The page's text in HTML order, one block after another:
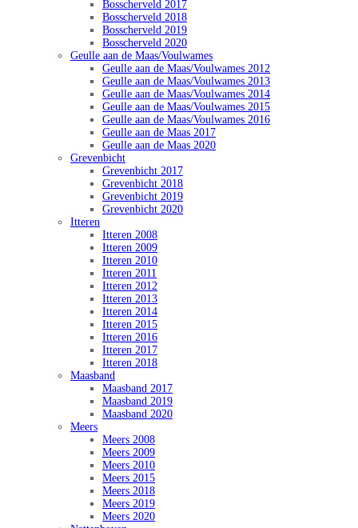
Bosscherveld 2017
Bosscherveld 2018
Bosscherveld 2019
Bosscherveld 2020
Geulle aan de Maas/Voulwames
Geulle aan de Maas/Voulwames 2012
Geulle aan de Maas/Voulwames 2013
Geulle aan de Maas/Voulwames 2014
Geulle aan de Maas/Voulwames 2015
Geulle aan de Maas/Voulwames 2016
Geulle aan de Maas 2017
Geulle aan de Maas 2020
Grevenbicht
Grevenbicht 2017
Grevenbicht 2018
Grevenbicht 2019
Grevenbicht 2020
Itteren
Itteren 2008
Itteren 2009
Itteren 2010
Itteren 2011
Itteren 2012
Itteren 2013
Itteren 2014
Itteren 2015
Itteren 2016
Itteren 2017
Itteren 2018
Maasband
Maasband 2017
Maasband 2019
Maasband 2020
Meers
Meers 2008
Meers 2009
Meers 2010
Meers 2015
Meers 2018
Meers 2019
Meers 2020